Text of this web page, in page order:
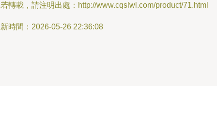
轉載，請注明出處：http://www.cqslwl.com/product/71.html
時間：2026-05-26 22:36:08